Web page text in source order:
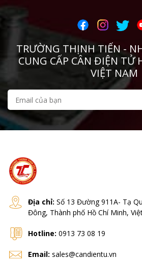
TRƯỜNG THỊNH TIẾN -
CUNG CẤP CÂN ĐIỆN TỬ
VIỆT NAM
Địa chỉ: Số 13 Đường 911A- Tạ
Đông, Thành phố Hồ Chí Minh,
Hotline: 0913 73 08 19
Email: sales@candientu.vn